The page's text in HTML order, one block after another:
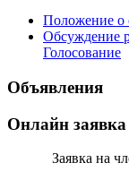
Положение о
Обсуждение
Голосование
Объявления
Онлайн
Заявка на